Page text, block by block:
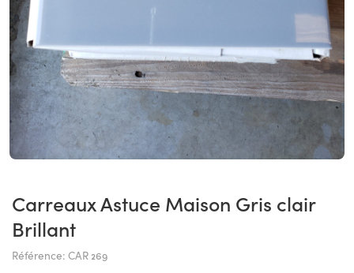
Carreaux Astuce Maison Gris clair
Brillant
Référence: CAR 269